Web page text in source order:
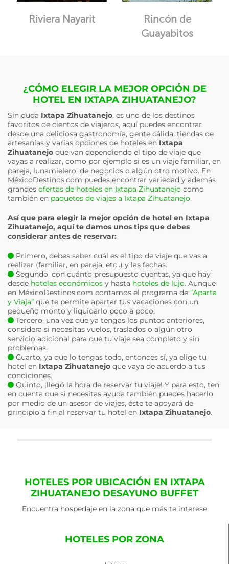
Riviera Nayarit
Rincón de
Guayabitos
¿CÓMO ELEGIR LA MEJOR OPCIÓN DE
HOTEL EN IXTAPA ZIHUATANEJO?
Sin duda Ixtapa Zihuatanejo, es uno de los destinos
favoritos de cientos de viajeros, aquí puedes encontrar
desde una deliciosa gastronomía, gente cálida, tiendas de
artesanías y varias opciones de hoteles en Ixtapa
Zihuatanejo que van dependiendo el tipo de viaje que
vayas a realizar, como por ejemplo si es un viaje familiar, en
pareja, lunamielero, de negocios o algún otro motivo. En
MéxicoDestinos.com puedes encontrar variedad y además
grandes ofertas de hoteles en Ixtapa Zihuatanejo como
también en paquetes de viajes a Ixtapa Zihuatanejo.
Así que para elegir la mejor opción de hotel en Ixtapa
Zihuatanejo, aquí te damos unos tips que debes
considerar antes de reservar:
Primero, debes saber cuál es el tipo de viaje que vas a
realizar (familiar, en pareja, etc..) y las fechas.
Segundo, con cuánto presupuesto cuentas, ya que hay
desde hoteles económicos y hasta hoteles de lujo. Aunque
en MéxicoDestinos.com contamos el programa de “Aparta
y Viaja” que te permite apartar tus vacaciones con un
pequeño monto y liquidarlo poco a poco.
Tercero, una vez que ya tengas los puntos anteriores,
considera si necesitas vuelos, traslados o algún otro
servicio adicional para que tu viaje sea completo y sin
problemas.
Cuarto, ya que lo tengas todo, entonces sí, ya elige tu
hotel en Ixtapa Zihuatanejo que vaya de acuerdo a tus
condiciones.
Quinto, ¡llegó la hora de reservar tu viaje! Y para esto, ten
en cuenta que si necesitas ayuda también puedes hacerlo
por medio de un asesor de viajes, éste te apoyará de
principio a fin al reservar tu hotel en Ixtapa Zihuatanejo.
HOTELES POR UBICACIÓN EN IXTAPA
ZIHUATANEJO DESAYUNO BUFFET
Encuentra hospedaje en la zona que más te interese
HOTELES POR ZONA